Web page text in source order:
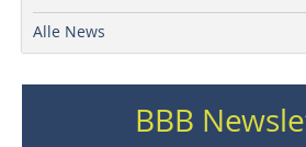
Alle News
BBB